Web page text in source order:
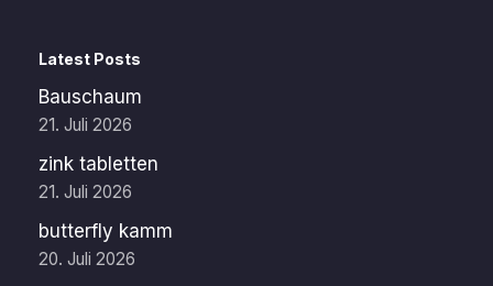
Latest Posts
Bauschaum
21. Juli 2026
zink tabletten
21. Juli 2026
butterfly kamm
20. Juli 2026